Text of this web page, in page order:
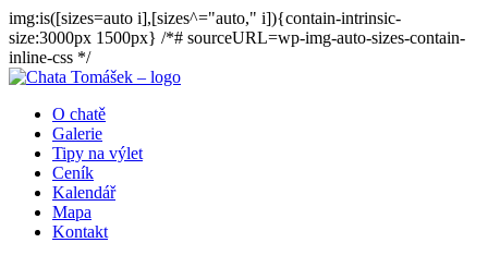
img:is([sizes=auto i],[sizes^="auto," i]){contain-intrinsic-
size:3000px 1500px} /*# sourceURL=wp-img-auto-sizes-contain-
inline-css */
O chatě
Galerie
Tipy na výlet
Ceník
Kalendář
Mapa
Kontakt